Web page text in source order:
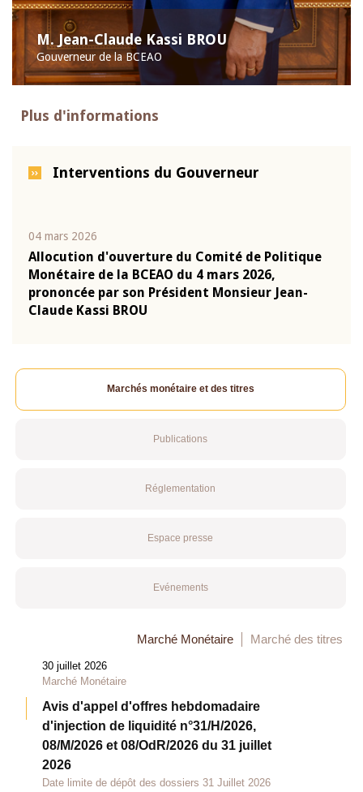
M. Jean-Claude Kassi BROU
Gouverneur de la BCEAO
Plus d'informations
Interventions du Gouverneur
04 mars 2026
Allocution d'ouverture du Comité de Politique
Monétaire de la BCEAO du 4 mars 2026,
prononcée par son Président Monsieur Jean-
Claude Kassi BROU
Marchés monétaire et des titres
Publications
Réglementation
Espace presse
Evénements
Marché Monétaire Marché des titres
30 juillet 2026
Marché Monétaire
Avis d'appel d'offres hebdomadaire
d'injection de liquidité n°31/H/2026,
08/M/2026 et 08/OdR/2026 du 31 juillet
2026
Date limite de dépôt des dossiers 31 Juillet 2026